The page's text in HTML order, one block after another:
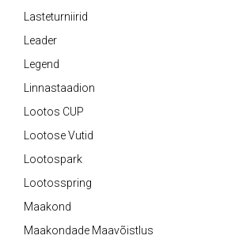
Lasteturniirid
Leader
Legend
Linnastaadion
Lootos CUP
Lootose Vutid
Lootospark
Lootosspring
Maakond
Maakondade Maavõistlus